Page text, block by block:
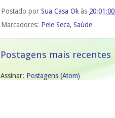
Postado por Sua Casa Ok às 20:01:00
Marcadores: Pele Seca, Saúde
Postagens mais recentes
Assinar: Postagens (Atom)